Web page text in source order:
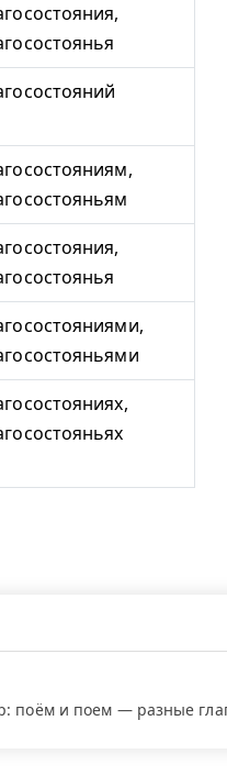
поём и поем — разные